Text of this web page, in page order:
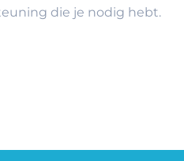
die je nodig hebt.